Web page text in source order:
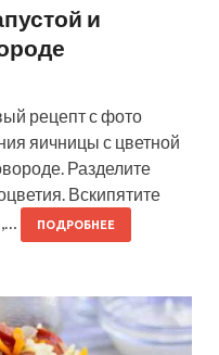
и
рецепт с фото
яичницы с цветной
Разделите
Вскипятите
ПОДРОБНЕЕ